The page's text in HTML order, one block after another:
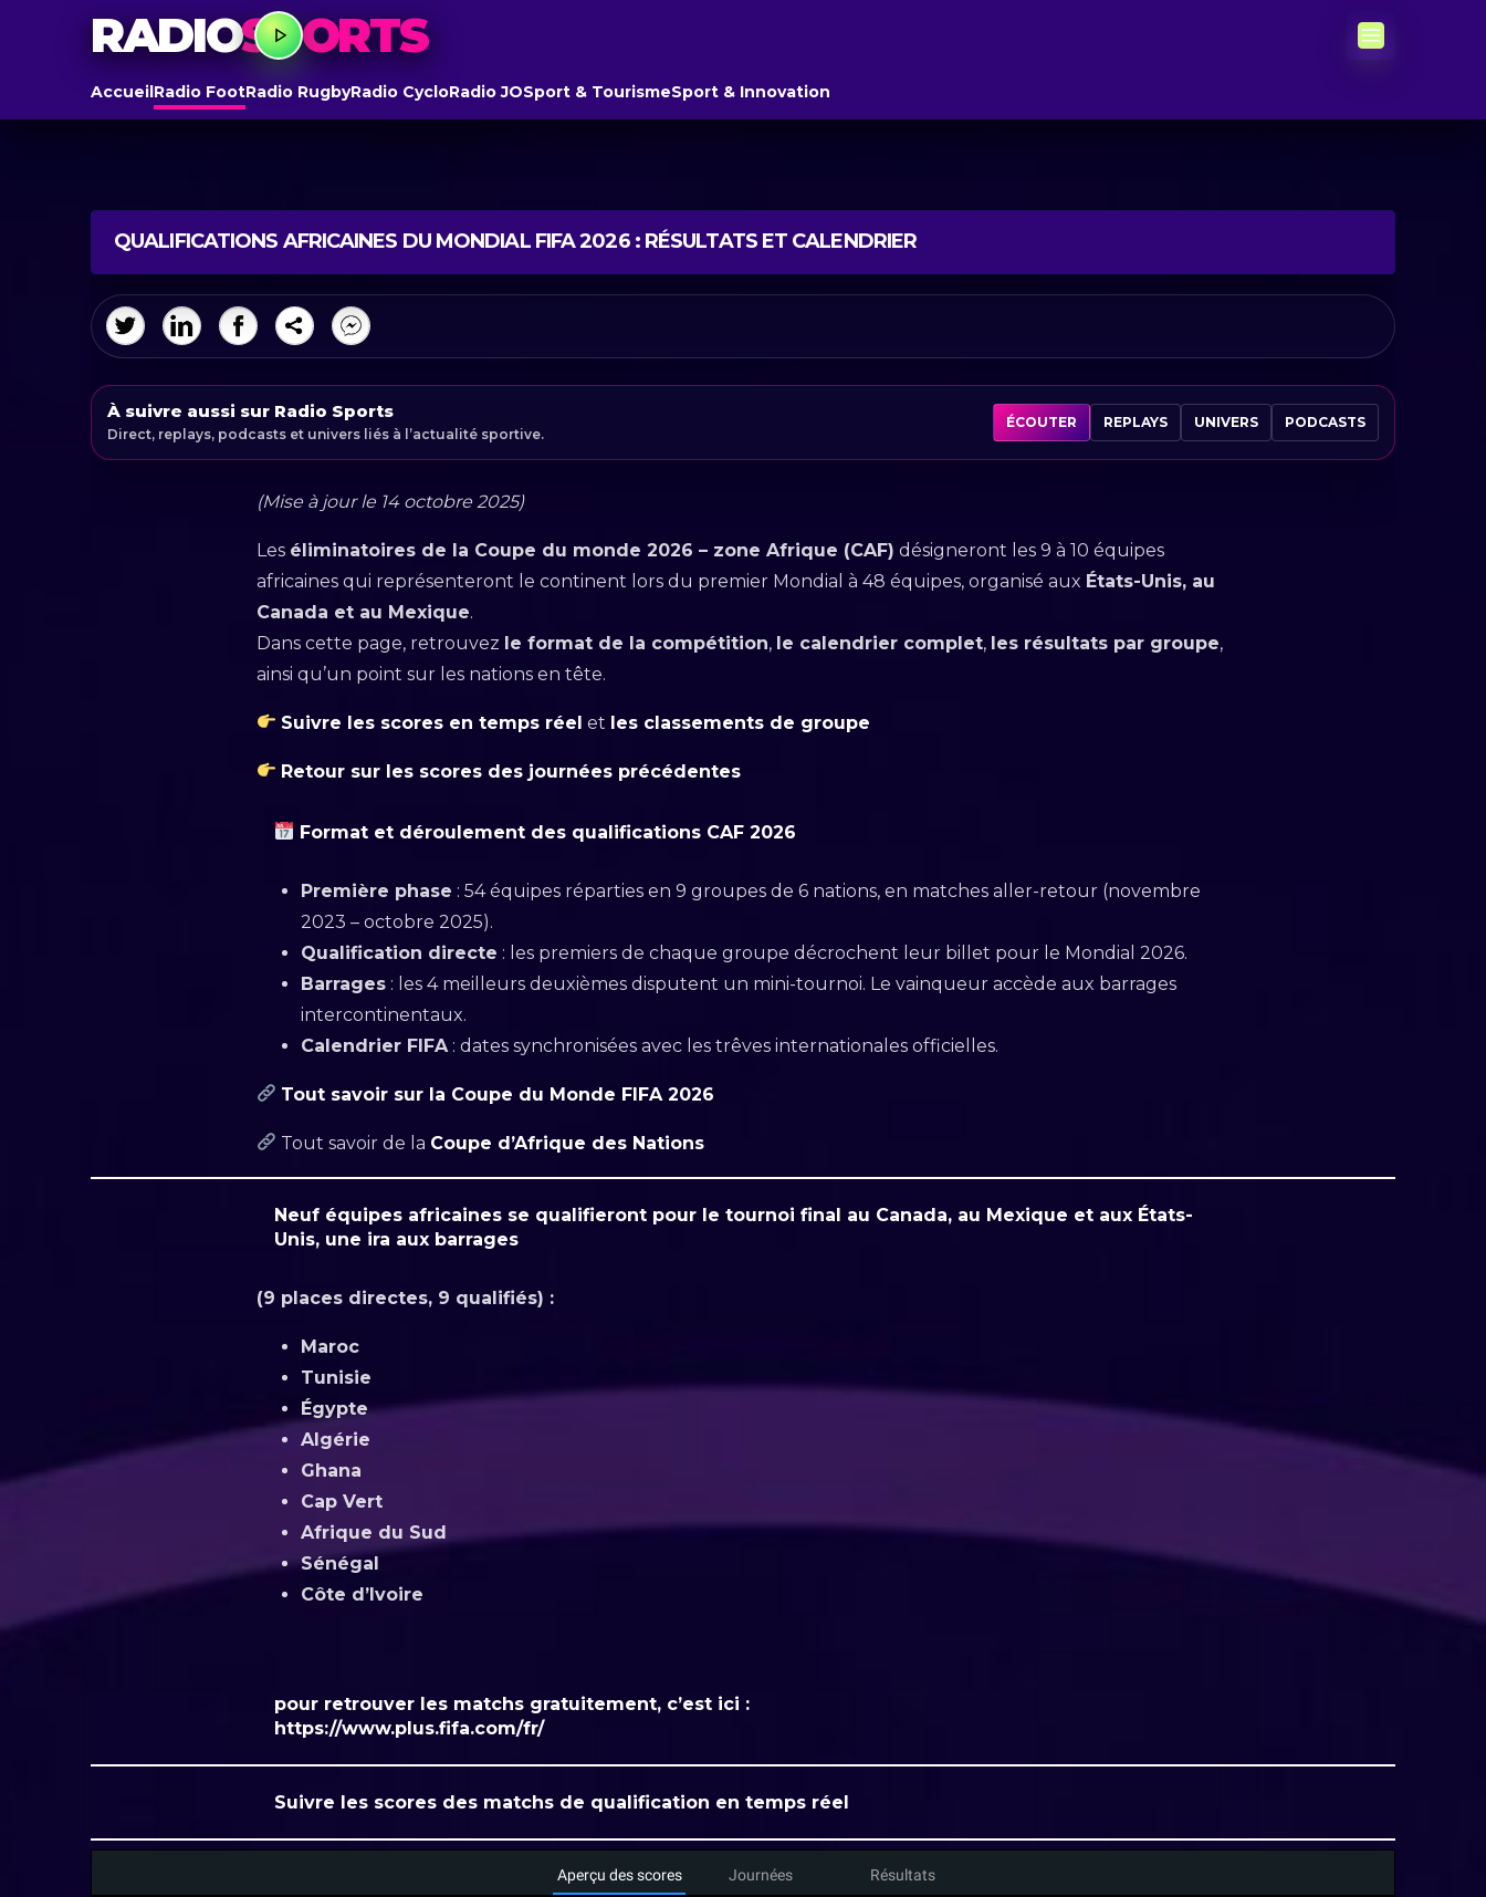
RADIOSPORTS
AccueilRadio FootRadio RugbyRadio CycloRadio JOSport & TourismeSport & Innovation
QUALIFICATIONS AFRICAINES DU MONDIAL FIFA 2026 : RÉSULTATS ET CALENDRIER
À suivre aussi sur Radio Sports
Direct, replays, podcasts et univers liés à l’actualité sportive.
ÉCOUTER REPLAYS UNIVERS PODCASTS
(Mise à jour le 14 octobre 2025)
Les éliminatoires de la Coupe du monde 2026 – zone Afrique (CAF) désigneront les 9 à 10 équipes
africaines qui représenteront le continent lors du premier Mondial à 48 équipes, organisé aux États-Unis, au
Canada et au Mexique.
Dans cette page, retrouvez le format de la compétition, le calendrier complet, les résultats par groupe,
ainsi qu’un point sur les nations en tête.
Suivre les scores en temps réel et les classements de groupe
Retour sur les scores des journées précédentes
Format et déroulement des qualifications CAF 2026
Première phase : 54 équipes réparties en 9 groupes de 6 nations, en matches aller-retour (novembre
2023 – octobre 2025).
Qualification directe : les premiers de chaque groupe décrochent leur billet pour le Mondial 2026.
Barrages : les 4 meilleurs deuxièmes disputent un mini-tournoi. Le vainqueur accède aux barrages
intercontinentaux.
Calendrier FIFA : dates synchronisées avec les trêves internationales officielles.
Tout savoir sur la Coupe du Monde FIFA 2026
Tout savoir de la Coupe d’Afrique des Nations
Neuf équipes africaines se qualifieront pour le tournoi final au Canada, au Mexique et aux États-
Unis, une ira aux barrages
(9 places directes, 9 qualifiés) :
Maroc
Tunisie
Égypte
Algérie
Ghana
Cap Vert
Afrique du Sud
Sénégal
Côte d’Ivoire
pour retrouver les matchs gratuitement, c’est ici :
https://www.plus.fifa.com/fr/
Suivre les scores des matchs de qualification en temps réel
Aperçu des scores Journées Résultats